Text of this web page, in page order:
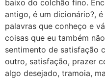
baixo do colchão fino.
antigo, é um dicionário?,
palavras que conheço e
coisas que eu também
sentimento de satisfação
outro, satisfação, prazer
algo desejado, tramoia,